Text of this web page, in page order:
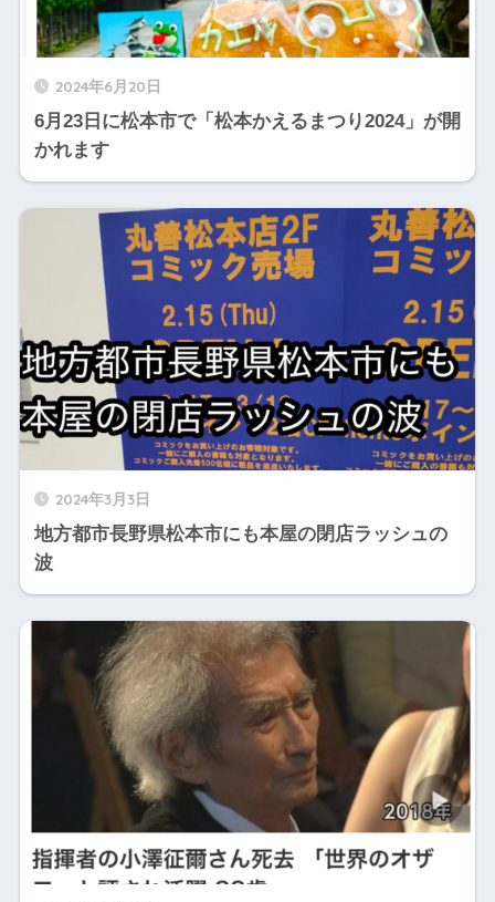
2024年6月20日
6月23日に松本市で「松本かえるまつり2024」が開
かれます
2024年3月3日
地方都市長野県松本市にも本屋の閉店ラッシュの
波